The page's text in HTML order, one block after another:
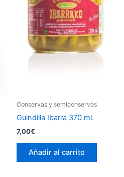
Conservas y semiconservas
Guindilla Ibarra 370 ml.
7,00€
Añadir al carrito